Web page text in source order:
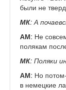
были не
МК: А
АМ: Не
полякам
МК: Поляки
АМ: Но
в немецкие